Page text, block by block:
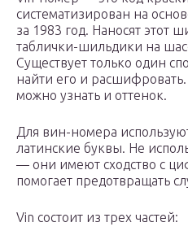
систематизирован на
за 1983 год. Наносят этот
таблички-шильдики на
Существует только один
найти его и
можно узнать и оттенок.
Для вин-номера
латинские буквы. Не
— они имеют сходство с
помогает предотвращать
Vin состоит из трех частей: